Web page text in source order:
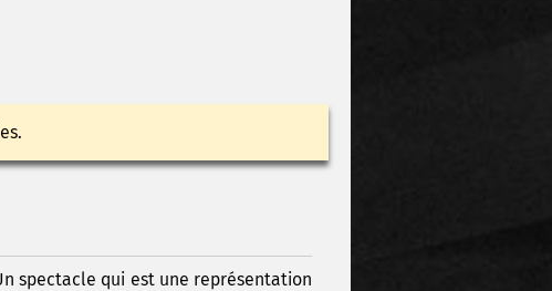
spectacle qui est une représentation